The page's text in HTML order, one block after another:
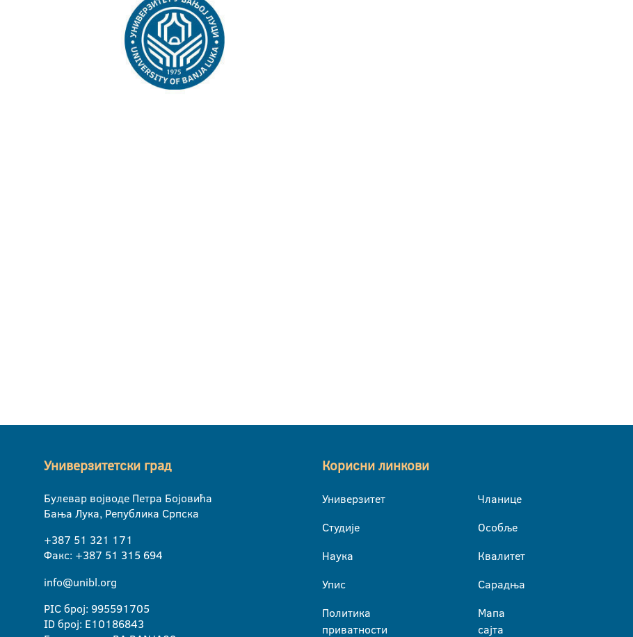
Универзитетски град
Булевар војводе Петра Бојовића
Бања Лука, Република Српска
+387 51 321 171
Факс: +387 51 315 694
info@unibl.org
PIC број: 995591705
ID број: E10186843
Корисни линкови
Универзитет
Студије
Наука
Упис
Политика
приватности
Чланице
Особље
Квалитет
Сарадња
Мапа
сајта